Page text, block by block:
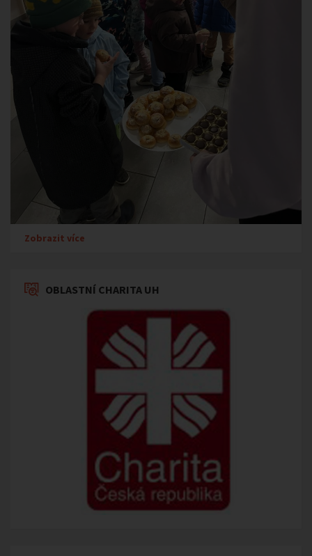
Zobrazit více
OBLASTNÍ CHARITA UH